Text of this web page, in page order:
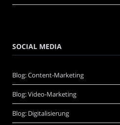
SOCIAL MEDIA
Blog: Content-Marketing
Blog: Video-Marketing
Blog: Digitalisierung